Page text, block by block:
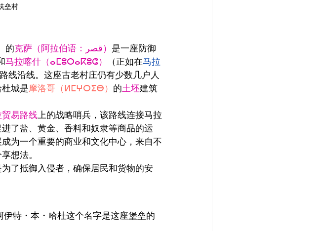
垒村
的 克萨（阿拉伯语：قصر） 是一座防御
马拉喀什（ⴰⵎⵓⵔⴰⴽⵓⵛ） （正如在马拉
线沿线。这座古老村庄仍有少数几户人
城是摩洛哥（ⵍⵎⵖⵔⵉⴱ） 的土坯建筑
易路线上的战略哨兵，该路线连接马拉
了盐、黄金、香料和奴隶等商品的运
为一个重要的商业和文化中心，来自不
想法。
了抵御入侵者，确保居民和货物的安